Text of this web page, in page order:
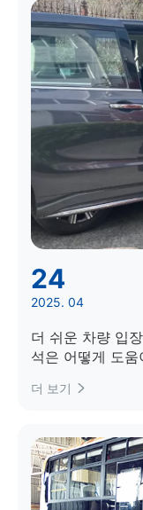
24
2025. 04
더 쉬운 차량 입
석은 어떻게 도
더 보기 